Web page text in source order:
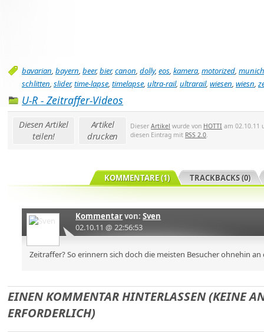
bavarian, bayern, beer,bier,canon, dolly, eos, kamera, motorized, munich
schlitten, slider,time-lapse, timelapse, ultra-rail, ultrarail, wiesen, wiesn,
U-R - Zeitraffer-Videos
Diesen Artikel
teilen!
Artikel
drucken
Dieser Artikel wurde von HOTTI am 02.10.11
diesen Eintrag mit RSS 2.0
TRACKBACKS (0)
KOMMENTARE (1)
Kommentarvon:Sven
02.10.11 @ 22:56:53
Zeitraffer? So erinnern sich doch die meisten Besucher ohnehin
EINEN KOMMENTAR HINTERLASSEN (KEINE
ERFORDERLICH)